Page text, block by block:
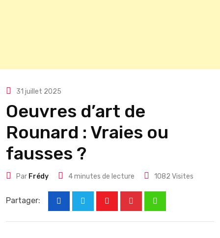
31 juillet 2025
Oeuvres d’art de
Rounard : Vraies ou
fausses ?
Par Frédy 4 minutes de lecture 1082 Visites
Partager: